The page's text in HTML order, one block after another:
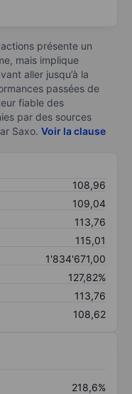
présente un
mais implique
aller jusqu’à la
passées de
fiable des
par des sources
Saxo. Voir la clause
108,96
109,04
113,76
115,01
1'834'671,00
127,82%
113,76
108,62
218,6%